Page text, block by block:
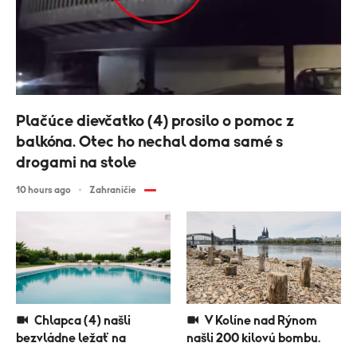
Plačúce dievčatko (4) prosilo o pomoc z
balkóna. Otec ho nechal doma samé s
drogami na stole
10 hours ago Zahraničie
bezvládne ležať na
V Kolíne nad Rýnom
našli 200 kilovú bombu.